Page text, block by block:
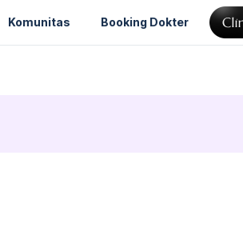
Komunitas Booking Dokter